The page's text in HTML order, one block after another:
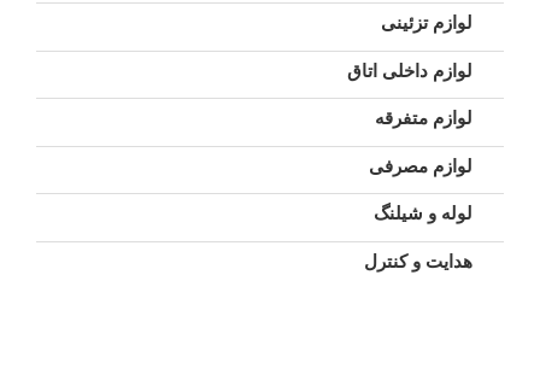
لوازم تزئینی
لوازم داخلی اتاق
لوازم متفرقه
لوازم مصرفی
لوله و شیلنگ
هدایت و کنترل